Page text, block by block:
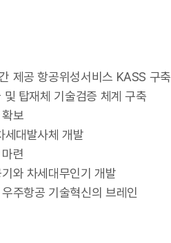
제공 항공위성서비스 KASS 구축
및 탑재체 기술검증 체계 구축
보
세대발사체 개발
련
와 차세대무인기 개발
주항공 기술혁신의 브레인